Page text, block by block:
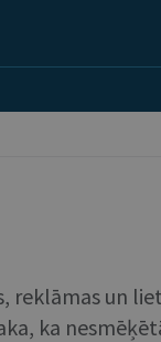
reklāmas un
ka